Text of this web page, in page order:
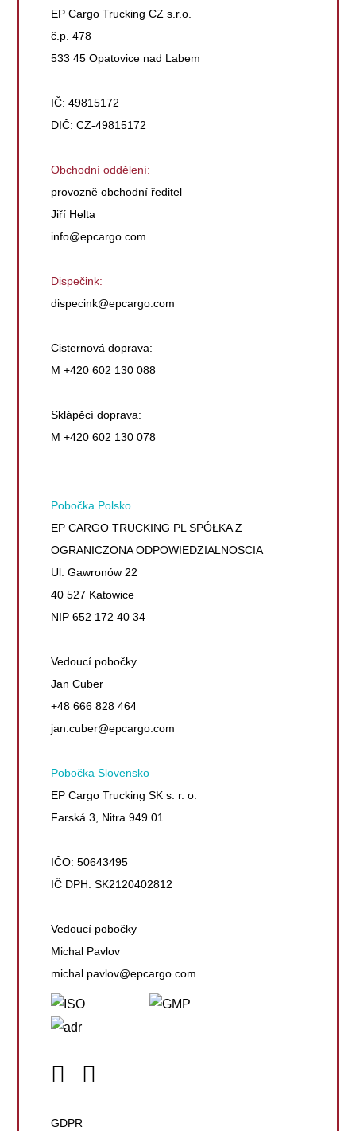
EP Cargo Trucking CZ s.r.o.
č.p. 478
533 45 Opatovice nad Labem
IČ: 49815172
DIČ: CZ-49815172
Obchodní oddělení:
provozně obchodní ředitel
Jiří Helta
info@epcargo.com
Dispečink:
dispecink@epcargo.com
Cisternová doprava:
M +420 602 130 088
Sklápěcí doprava:
M +420 602 130 078
Pobočka Polsko
EP CARGO TRUCKING PL SPÓŁKA Z
OGRANICZONA ODPOWIEDZIALNOSCIA
Ul. Gawronów 22
40 527 Katowice
NIP 652 172 40 34
Vedoucí pobočky
Jan Cuber
+48 666 828 464
jan.cuber@epcargo.com
Pobočka Slovensko
EP Cargo Trucking SK s. r. o.
Farská 3, Nitra 949 01
IČO: 50643495
IČ DPH: SK2120402812
Vedoucí pobočky
Michal Pavlov
michal.pavlov@epcargo.com
GDPR